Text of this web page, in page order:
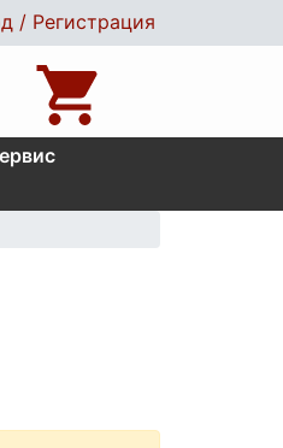
/ Регистрация